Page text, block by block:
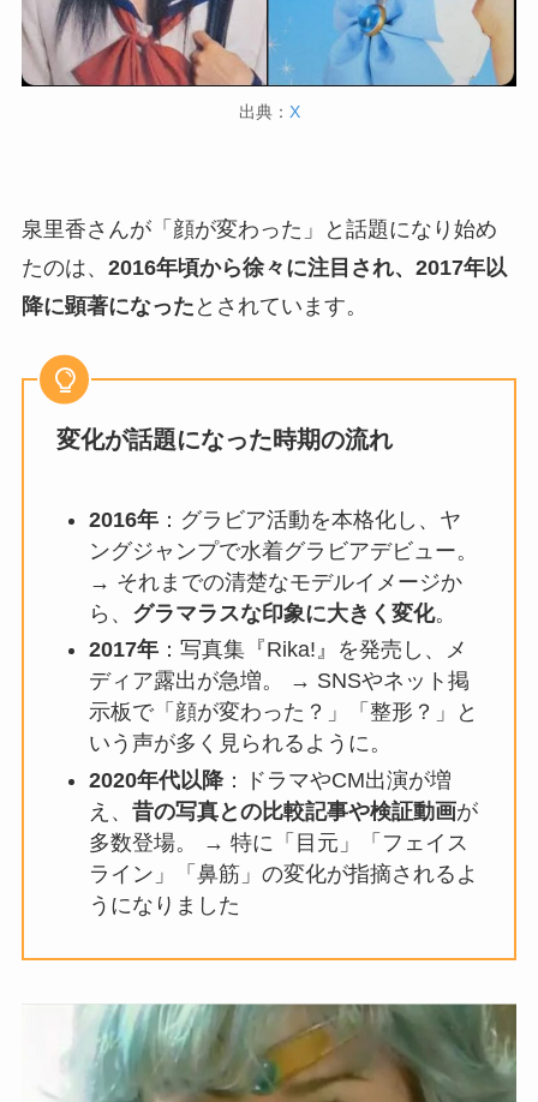
出典： X
泉里香さんが「顔が変わった」と話題になり始め
たのは、 2016年頃から徐々に注目され、2017年以
降に顕著になった とされています。
変化が話題になった時期の流れ
2016年：グラビア活動を本格化し、ヤ
ングジャンプで水着グラビアデビュー。
→ それまでの清楚なモデルイメージか
ら、 グラマラスな印象に大きく変化。
2017年：写真集『Rika!』を発売し、メ
ディア露出が急増。 → SNSやネット掲
示板で「顔が変わった？」「整形？」と
いう声が多く見られるように。
2020年代以降：ドラマやCM出演が増
え、 昔の写真との比較記事や検証動画が
多数登場。 → 特に「目元」「フェイス
ライン」「鼻筋」の変化が指摘されるよ
うになりました